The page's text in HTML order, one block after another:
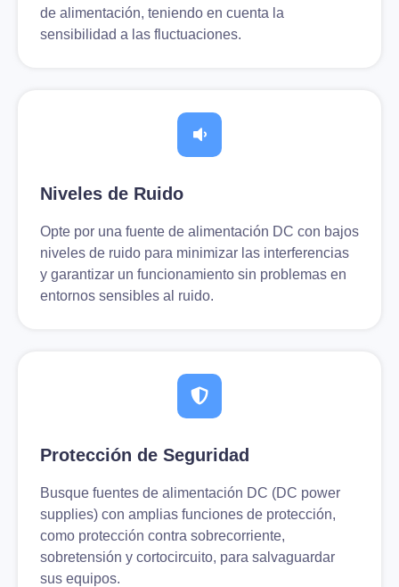
de alimentación, teniendo en cuenta la
sensibilidad a las fluctuaciones.
Niveles de Ruido
Opte por una fuente de alimentación DC con bajos
niveles de ruido para minimizar las interferencias
y garantizar un funcionamiento sin problemas en
entornos sensibles al ruido.
Protección de Seguridad
Busque fuentes de alimentación DC (DC power
supplies) con amplias funciones de protección,
como protección contra sobrecorriente,
sobretensión y cortocircuito, para salvaguardar
sus equipos.